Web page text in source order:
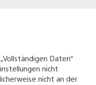
Daten“
nicht
nicht an der